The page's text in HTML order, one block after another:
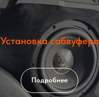
Установка сабвуфера
Подробнее